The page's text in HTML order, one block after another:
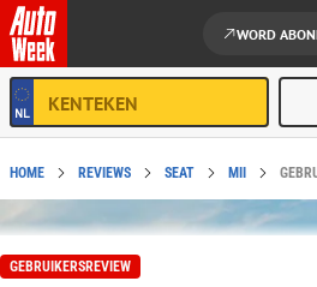
Ga naar de inhoud
WORD
HOME REVIEWS SEAT MII
GEBRUIKERSREVIEW